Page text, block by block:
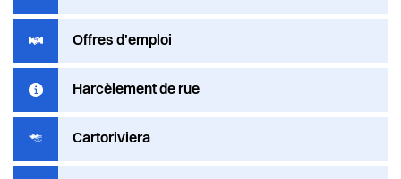
Offres d'emploi
Harcèlement de rue
Cartoriviera